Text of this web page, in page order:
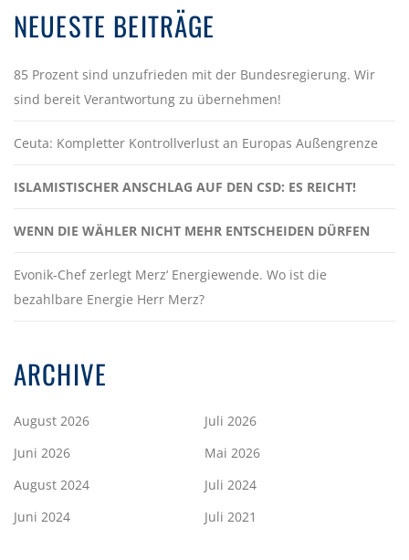
NEUESTE BEITRÄGE
85 Prozent sind unzufrieden mit der Bundesregierung. Wir
sind bereit Verantwortung zu übernehmen!
Ceuta: Kompletter Kontrollverlust an Europas Außengrenze
ISLAMISTISCHER ANSCHLAG AUF DEN CSD: ES REICHT!
WENN DIE WÄHLER NICHT MEHR ENTSCHEIDEN DÜRFEN
Evonik-Chef zerlegt Merz‘ Energiewende. Wo ist die
bezahlbare Energie Herr Merz?
ARCHIVE
August 2026
Juli 2026
Juni 2026
Mai 2026
August 2024
Juli 2024
Juni 2024
Juli 2021